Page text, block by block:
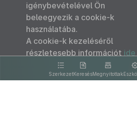
SzerkezetKeresésMegnyitottak
igénybevételével Ön
beleegyezik a cookie-k
használatába.
A cookie-k kezeléséről
részletesebb információt ide
kattintva olvashat.